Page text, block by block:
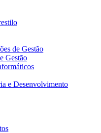
de Gestão
Gestão
e Desenvolvimento